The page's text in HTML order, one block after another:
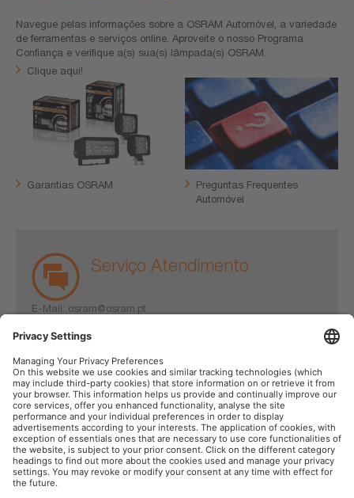
Navegue pelas informações sobre a OSRAM Automóvel, a variedade
de ferramentas e serviços online. Aproveite o nosso Programa
Confiança e verifique a(s) sua(s) lâmpada(s) OSRAM.
Clique aqui!
Garantias OSRAM
Preguntas Frequentes
Automóvel
Serviço Atendimento
E-Mail: osram@osram.pt
Seg. - Pe. das 8h às 16h
OSRAM Automóvel nas Redes Sociais